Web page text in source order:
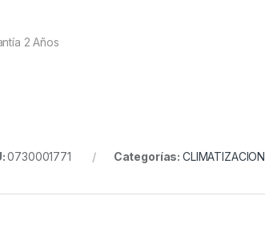
2 Años
0730001771 Categorías: CLIMATIZACION